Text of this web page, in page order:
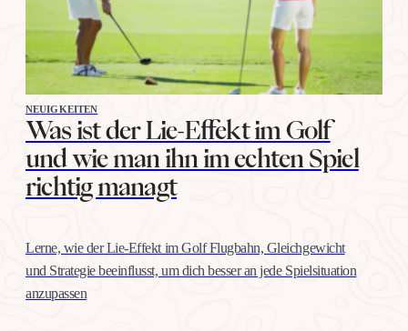
NEUIGKEITEN
Was ist der Lie-Effekt im Golf
und wie man ihn im echten Spiel
richtig managt
Lerne, wie der Lie-Effekt im Golf Flugbahn, Gleichgewicht
und Strategie beeinflusst, um dich besser an jede Spielsituation
anzupassen